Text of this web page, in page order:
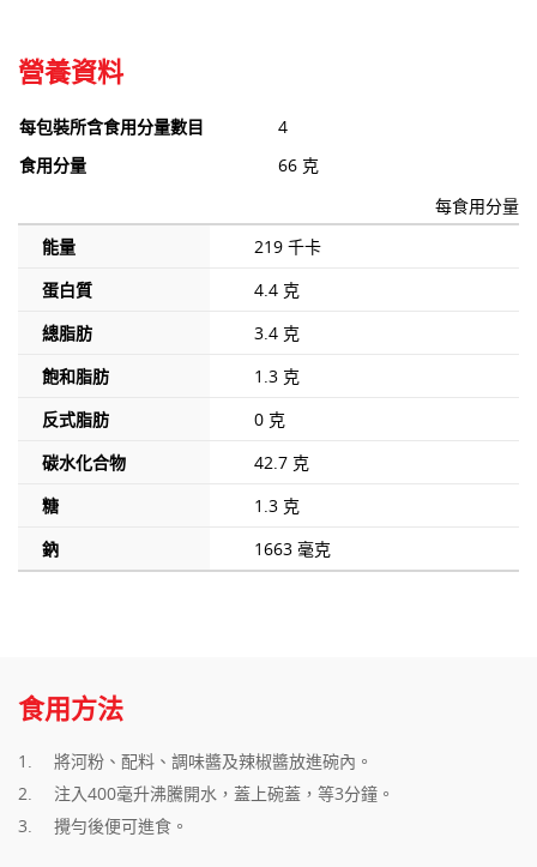
營養資料
每包裝所含食用分量數目
4
食用分量
66 克
每食用分量
能量
219 千卡
蛋白質
4.4 克
總脂肪
3.4 克
飽和脂肪
1.3 克
反式脂肪
0 克
碳水化合物
42.7 克
糖
1.3 克
鈉
1663 毫克
食用方法
將河粉 、配料、調味醬及辣椒醬放進碗內。
注入400毫升沸騰開水，蓋上碗蓋，等3分鐘。
攪勻後便可進食。